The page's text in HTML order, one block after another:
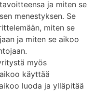
ja miten se
menestyksen. Se
miten se
ja miten se aikoo
myös
käyttää
luoda ja ylläpitää